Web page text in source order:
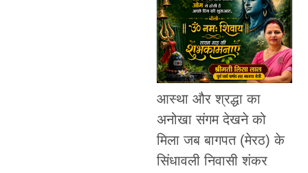
आस्था और श्रद्धा का
अनोखा संगम देखने को
मिला जब बागपत (मेरठ) के
सिंधावली निवासी शंकर